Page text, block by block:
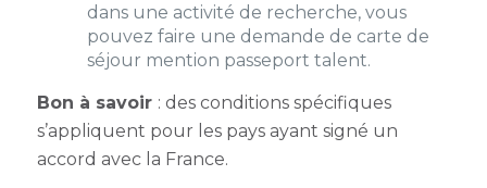
dans une activité de recherche, vous
pouvez faire une demande de carte de
séjour mention passeport talent.
Bon à savoir : des conditions spécifiques
s’appliquent pour les pays ayant signé un
accord avec la France.